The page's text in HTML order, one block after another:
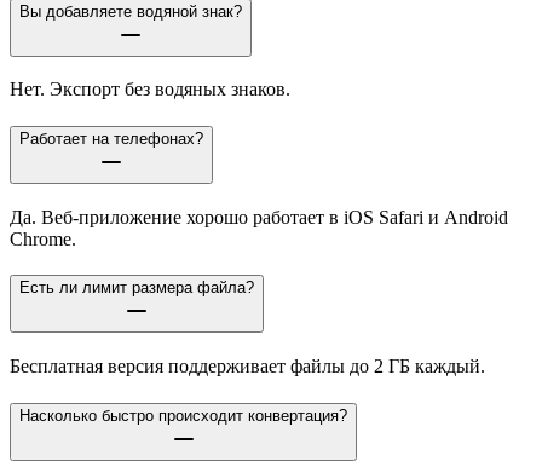
Вы добавляете водяной знак?
Нет. Экспорт без водяных знаков.
Работает на телефонах?
Да. Веб-приложение хорошо работает в iOS Safari и Android
Chrome.
Есть ли лимит размера файла?
Бесплатная версия поддерживает файлы до 2 ГБ каждый.
Насколько быстро происходит конвертация?